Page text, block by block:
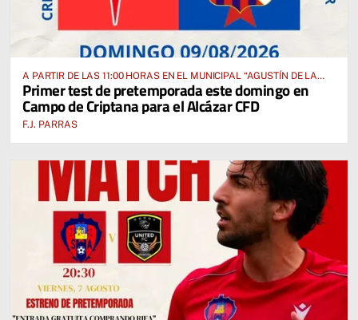
A PARTIR DE LAS 11:00 HORAS EN EL MUNICIPAL “AGUSTÍN DE LA
FUENTE” ANTE EL CUD CRIPTANENSE
Primer test de pretemporada este domingo en
Campo de Criptana para el Alcázar CFD
F.J. PARRAS